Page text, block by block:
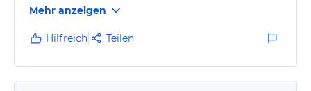
auch Veranstaltungen stattfinden. Teilweise waren 3
Busgruppen gleichzeitig im Hotel. Einige Parkplätze,
E-Auto-Ladestation und Busparkplätze befinden sich
direkt am Hotel. Das Hotel befindet sich nicht direkt
im Zentrum von Feldkirch, sondern in Altenstadt,
Mehr anzeigen
Hilfreich Teilen